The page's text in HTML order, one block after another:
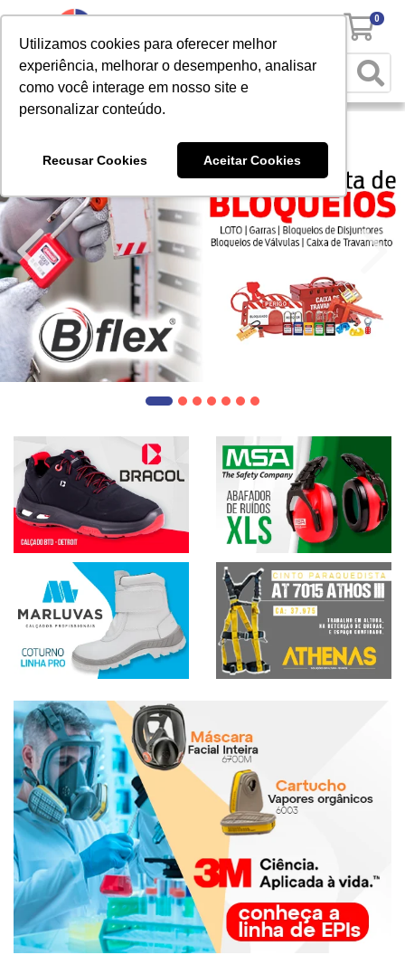
Utilizamos cookies para oferecer melhor
experiência, melhorar o desempenho, analisar
como você interage em nosso site e
personalizar conteúdo.
Recusar Cookies Aceitar Cookies
0